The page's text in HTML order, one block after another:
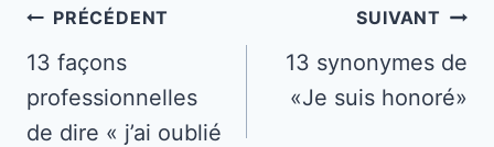
Navigation
de
l’article
PRÉCÉDENT
13 façons
professionnelles
de dire « j’ai oublié
SUIVANT
13 synonymes de
«Je suis honoré»